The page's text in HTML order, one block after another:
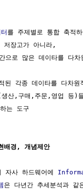
를 주제별로 통합 축적
장고가 아니라,
으로 많은 데이타를 다차
된 각종 데이타를 다차원
산,구매,주문,영업 등)
는 도구
배경, 개념제안
자사 하드웨어에
은 다년간 추세분석과 같